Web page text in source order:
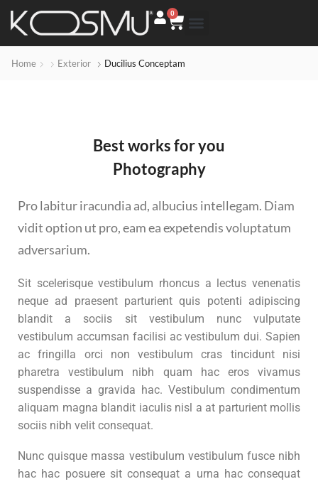
0
Home Exterior Ducilius Conceptam
Best works for you
Photography
Pro labitur iracundia ad, albucius intellegam. Diam
vidit option ut pro, eam ea expetendis voluptatum
adversarium.
Sit scelerisque vestibulum rhoncus a lectus venenatis
neque ad praesent parturient quis potenti adipiscing
blandit a sociis sit vestibulum nunc vulputate
vestibulum accumsan facilisi ac vestibulum dui. Sapien
ac fringilla orci non vestibulum cras tincidunt nisi
pharetra vestibulum nibh quam hac eros vivamus
suspendisse a gravida hac. Vestibulum condimentum
aliquam magna blandit iaculis nisl a at parturient mollis
sociis nibh velit consequat.
Nunc quisque massa vestibulum vestibulum fusce nibh
hac hac posuere sit consequat a urna hac consequat